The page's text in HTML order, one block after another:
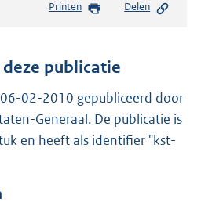
s
n
s
r
o
Printen Delen
publicatie
02-2010 gepubliceerd door
Generaal. De publicatie is
en heeft als identifier "kst-